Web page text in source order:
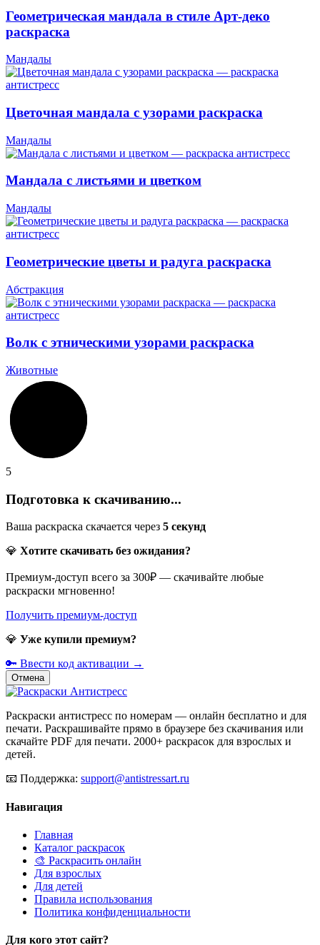
Геометрическая мандала в стиле Арт-деко
раскраска
Мандалы
Цветочная мандала с узорами раскраска
Мандалы
Мандала с листьями и цветком
Мандалы
Геометрические цветы и радуга раскраска
Абстракция
Волк с этническими узорами раскраска
Животные
5
Подготовка к скачиванию...
Ваша раскраска скачается через 5 секунд
💎 Хотите скачивать без ожидания?
Премиум-доступ всего за 300₽ — скачивайте любые
раскраски мгновенно!
Получить премиум-доступ
💎 Уже купили премиум?
🔑 Ввести код активации →
Отмена
Раскраски антистресс по номерам — онлайн бесплатно и для
печати. Раскрашивайте прямо в браузере без скачивания или
скачайте PDF для печати. 2000+ раскрасок для взрослых и
детей.
📧 Поддержка: support@antistressart.ru
Навигация
Главная
Каталог раскрасок
🎨 Раскрасить онлайн
Для взрослых
Для детей
Правила использования
Политика конфиденциальности
Для кого этот сайт?